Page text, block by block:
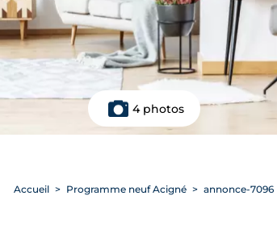
4 photos
Accueil Programme neuf Acigné annonce-7096